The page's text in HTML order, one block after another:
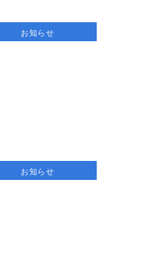
お知らせ
お知らせ